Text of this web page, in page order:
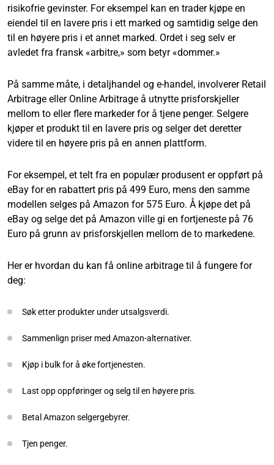
risikofrie gevinster. For eksempel kan en trader kjøpe en
eiendel til en lavere pris i ett marked og samtidig selge den
til en høyere pris i et annet marked. Ordet i seg selv er
avledet fra fransk «arbitre,» som betyr «dommer.»
På samme måte, i detaljhandel og e-handel, involverer Retail
Arbitrage eller Online Arbitrage å utnytte prisforskjeller
mellom to eller flere markeder for å tjene penger. Selgere
kjøper et produkt til en lavere pris og selger det deretter
videre til en høyere pris på en annen plattform.
For eksempel, et telt fra en populær produsent er oppført på
eBay for en rabattert pris på 499 Euro, mens den samme
modellen selges på Amazon for 575 Euro. Å kjøpe det på
eBay og selge det på Amazon ville gi en fortjeneste på 76
Euro på grunn av prisforskjellen mellom de to markedene.
Her er hvordan du kan få online arbitrage til å fungere for
deg:
Søk etter produkter under utsalgsverdi.
Sammenlign priser med Amazon-alternativer.
Kjøp i bulk for å øke fortjenesten.
Last opp oppføringer og selg til en høyere pris.
Betal Amazon selgergebyrer.
Tjen penger.